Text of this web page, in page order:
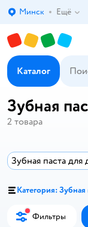
Выбор адреса
Минск Ещё
Каталог
Зубная
2 товара
Зубная паста для
Категория: Зубная
Фильтры